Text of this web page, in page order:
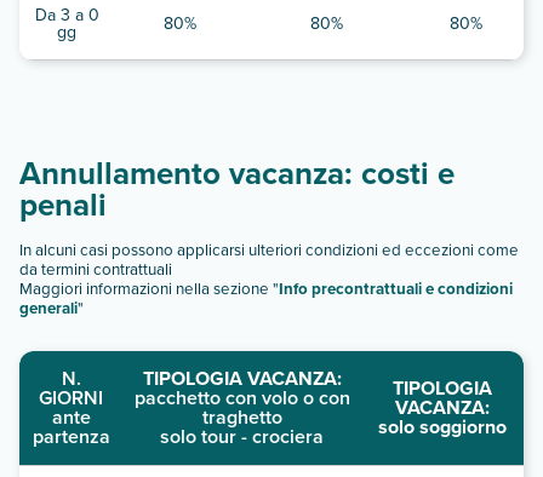
Da 3 a 0
gg 80% 80% 80%
Annullamento vacanza: costi e
penali
In alcuni casi possono applicarsi ulteriori condizioni ed eccezioni come
da termini contrattuali
Maggiori informazioni nella sezione "Info precontrattuali e condizioni
generali"
N.
GIORNI
ante
partenza
TIPOLOGIA VACANZA:
pacchetto con volo o con
traghetto
solo tour - crociera
TIPOLOGIA
VACANZA:
solo soggiorno